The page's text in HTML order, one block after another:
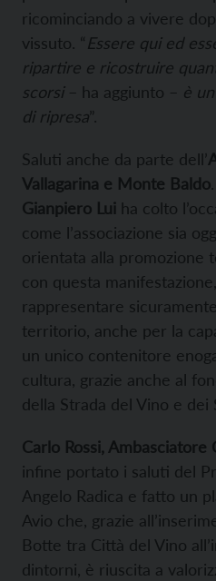
ricominciando a vivere
vissuto. “Essere qui ed
ripartire e ricostruire
scorsi– ha aggiunto – è
di ripresa”.
Saluti anche da parte dell’
Vallagarina e Monte Baldo
Gianpiero Lui ha colto
come l’associazione sia
orientata alla promozione
con questa
rappresentare
territorio, anche per la
un unico contenitore
cultura, grazie anche al
della Strada del Vino e dei
Carlo Rossi, Ambasciatore
infine portato i saluti del
Angelo Radica e fatto un
Avio che, grazie
Botte tra Città del Vino
dintorni, è riuscita a